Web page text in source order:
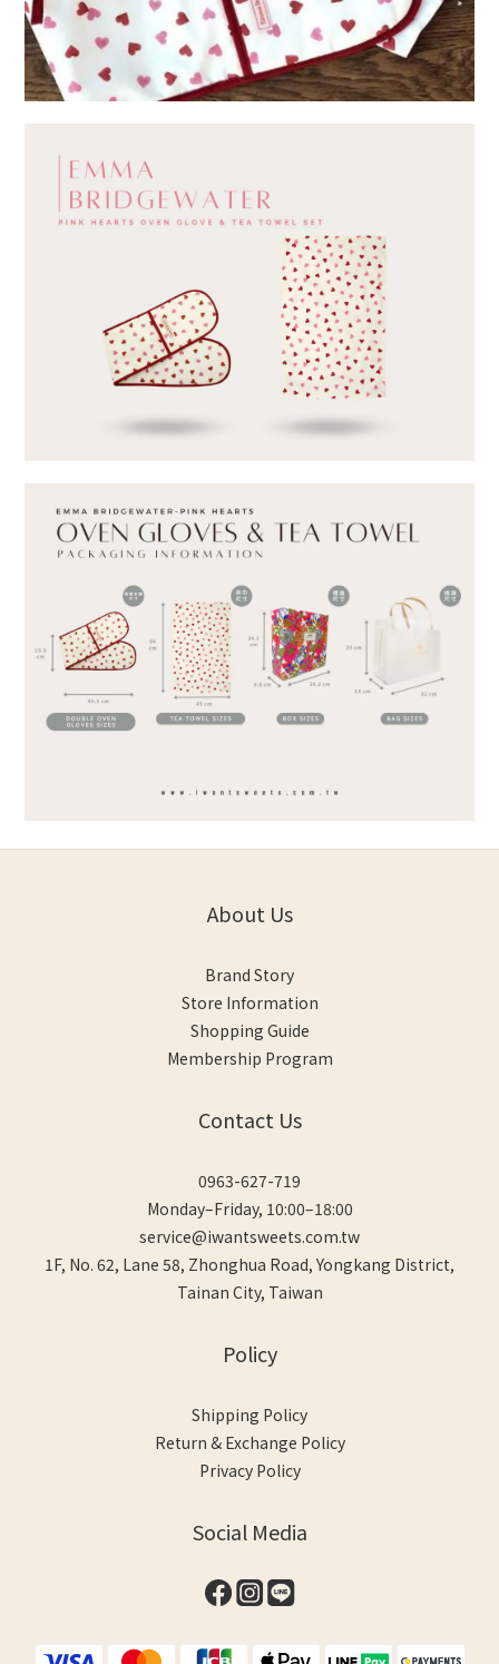
About Us
Brand Story
Store Information
Shopping Guide
Membership Program
Contact Us
0963-627-719
Monday–Friday, 10:00–18:00
service@iwantsweets.com.tw
1F, No. 62, Lane 58, Zhonghua Road, Yongkang District,
Tainan City, Taiwan
Policy
Shipping Policy
Return & Exchange Policy
Privacy Policy
Social Media